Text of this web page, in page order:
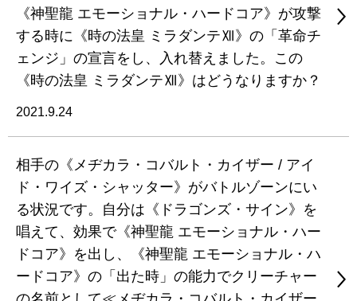
《神聖龍 エモーショナル・ハードコア》が攻撃
する時に《時の法皇 ミラダンテⅫ》の「革命チ
ェンジ」の宣言をし、入れ替えました。この
《時の法皇 ミラダンテⅫ》はどうなりますか？
2021.9.24
相手の《メヂカラ・コバルト・カイザー / アイ
ド・ワイズ・シャッター》がバトルゾーンにい
る状況です。自分は《ドラゴンズ・サイン》を
唱えて、効果で《神聖龍 エモーショナル・ハー
ドコア》を出し、《神聖龍 エモーショナル・ハ
ードコア》の「出た時」の能力でクリーチャー